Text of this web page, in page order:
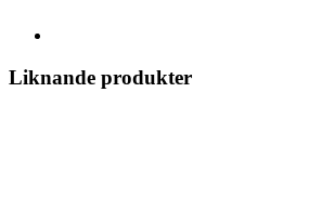
Liknande produkter